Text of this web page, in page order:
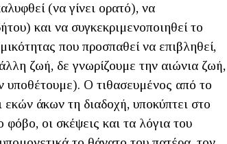
(να γίνει ορατό), να
και να συγκεκριμενοποιηθεί το
που προσπαθεί να επιβληθεί,
ζωή, δε γνωρίζουμε την αιώνια ζωή,
υποθέτουμε). Ο τιθασευμένος από το
άκων τη διαδοχή, υποκύπτει στο
φόβο, οι σκέψεις και τα λόγια του